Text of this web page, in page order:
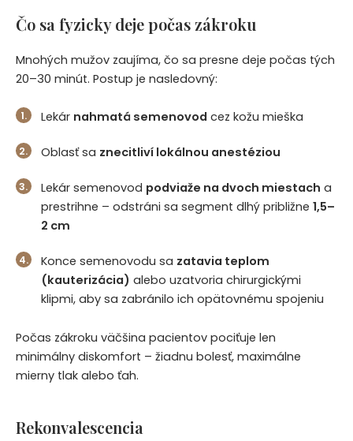
Čo sa fyzicky deje počas zákroku
Mnohých mužov zaujíma, čo sa presne deje počas tých
20–30 minút. Postup je nasledovný:
Lekár nahmatá semenovod cez kožu mieška
Oblasť sa znecitliví lokálnou anestéziou
Lekár semenovod podviaže na dvoch miestach a
prestrihne – odstráni sa segment dlhý približne 1,5–
2 cm
Konce semenovodu sa zatavia teplom
(kauterizácia) alebo uzatvoria chirurgickými
klipmi, aby sa zabránilo ich opätovnému spojeniu
Počas zákroku väčšina pacientov pociťuje len
minimálny diskomfort – žiadnu bolesť, maximálne
mierny tlak alebo ťah.
Rekonvalescencia